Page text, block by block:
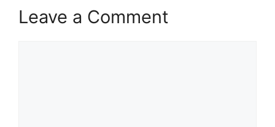
Leave a Comment